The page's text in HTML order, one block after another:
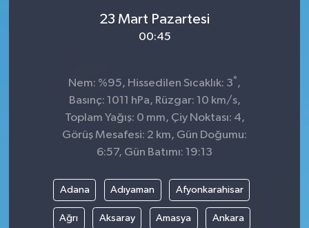
23 Mart Pazartesi
00:45
Nem: %95, Hissedilen Sıcaklık: 3° ,
Basınç: 1011 hPa, Rüzgar: 10 km/s,
Toplam Yağış: 0 mm, Çiy Noktası: 4,
Görüş Mesafesi: 2 km, Gün Doğumu:
6:57, Gün Batımı: 19:13
Adana Adıyaman Afyonkarahisar
Ağrı Aksaray Amasya Ankara